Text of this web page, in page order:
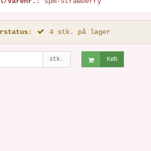
4 stk. på lager
stk. Køb